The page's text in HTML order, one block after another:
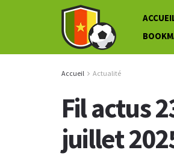
Accueil Actualité
Fil actus
juillet